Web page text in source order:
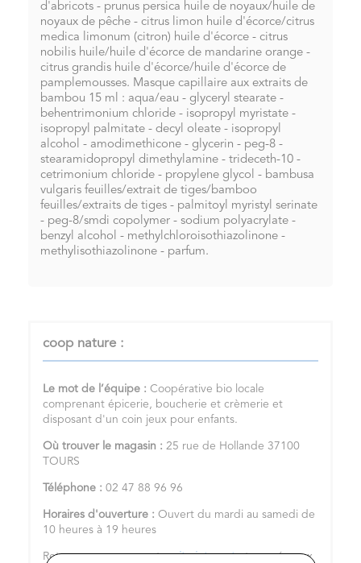
d'abricots - prunus persica huile de noyaux/huile de
noyaux de pêche - citrus limon huile d'écorce/citrus
medica limonum (citron) huile d'écorce - citrus
nobilis huile/huile d'écorce de mandarine orange -
citrus grandis huile d'écorce/huile d'écorce de
pamplemousses. Masque capillaire aux extraits de
bambou 15 ml : aqua/eau - glyceryl stearate -
behentrimonium chloride - isopropyl myristate -
isopropyl palmitate - decyl oleate - isopropyl
alcohol - amodimethicone - glycerin - peg-8 -
stearamidopropyl dimethylamine - trideceth-10 -
cetrimonium chloride - propylene glycol - bambusa
vulgaris feuilles/extrait de tiges/bamboo
feuilles/extraits de tiges - palmitoyl myristyl serinate
- peg-8/smdi copolymer - sodium polyacrylate -
benzyl alcohol - methylchloroisothiazolinone -
methylisothiazolinone - parfum.
coop nature :
Le mot de l’équipe : Coopérative bio locale
comprenant épicerie, boucherie et crèmerie et
disposant d'un coin jeux pour enfants.
Où trouver le magasin : 25 rue de Hollande 37100
TOURS
Téléphone : 02 47 88 96 96
Horaires d'ouverture : Ouvert du mardi au samedi de
10 heures à 19 heures
Retrouvez-nous sur notresite internetet nos réseaux